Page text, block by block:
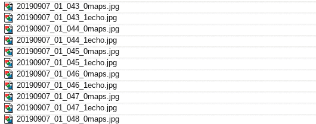
20190907_01_043_0maps.jpg
20190907_01_043_1echo.jpg
20190907_01_044_0maps.jpg
20190907_01_044_1echo.jpg
20190907_01_045_0maps.jpg
20190907_01_045_1echo.jpg
20190907_01_046_0maps.jpg
20190907_01_046_1echo.jpg
20190907_01_047_0maps.jpg
20190907_01_047_1echo.jpg
20190907_01_048_0maps.jpg